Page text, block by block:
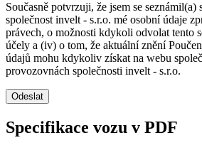
Současně potvrzuji, že jsem se
společnost invelt - s.r.o. mé osobní údaje
právech, o možnosti kdykoli odvolat tento
účely a (iv) o tom, že aktuální znění
údajů mohu kdykoliv získat na webu
provozovnách společnosti invelt - s.r.o.
Odeslat
Specifikace vozu v PDF